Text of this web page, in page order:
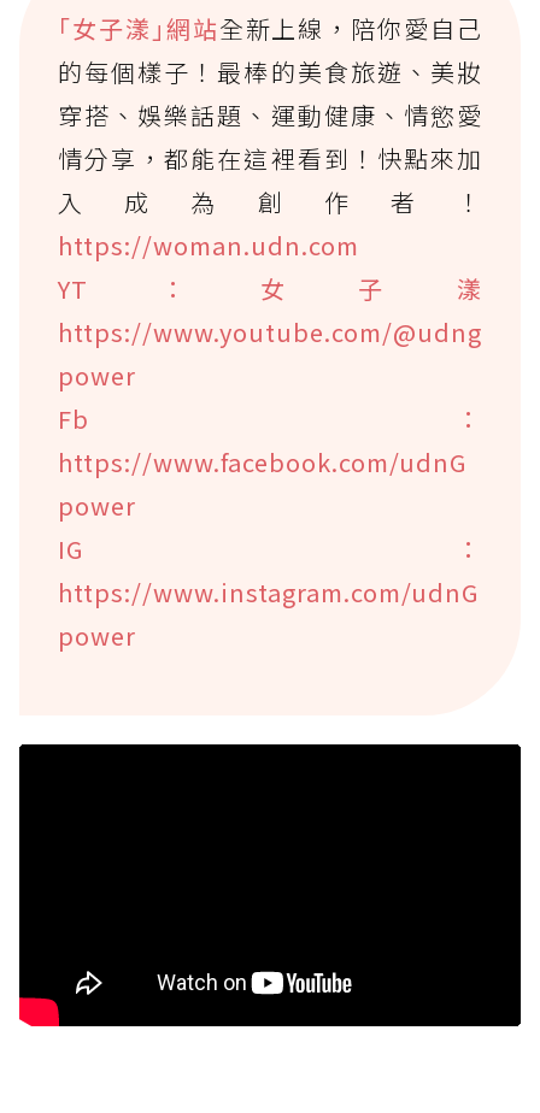
｢女子漾｣網站全新上線，陪你愛自己
的每個樣子！最棒的美食旅遊、美妝
穿搭、娛樂話題、運動健康、情慾愛
情分享，都能在這裡看到！快點來加
入成為創作者！
https://woman.udn.com
YT：女子漾
https://www.youtube.com/@udng
power
Fb：
https://www.facebook.com/udnG
power
IG：
https://www.instagram.com/udnG
power